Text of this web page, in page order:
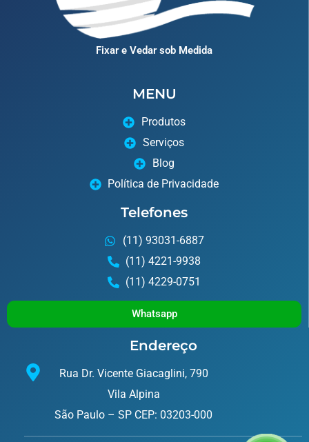
Fixar e Vedar sob Medida
MENU
Produtos
Serviços
Blog
Política de Privacidade
Telefones
(11) 93031-6887
(11) 4221-9938
(11) 4229-0751
Whatsapp
Endereço
Rua Dr. Vicente Giacaglini, 790
Vila Alpina
São Paulo – SP CEP: 03203-000